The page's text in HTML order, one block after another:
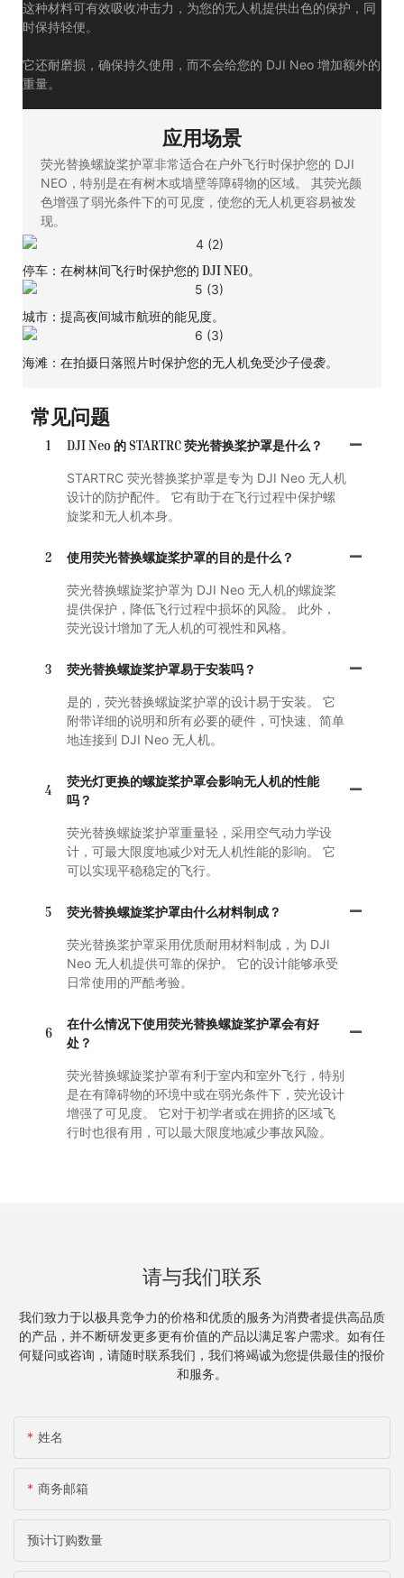
这种材料可有效吸收冲击力，为您的无人机提供出色的保护，同
时保持轻便。
它还耐磨损，确保持久使用，而不会给您的 DJI Neo 增加额外的
重量。
应用场景
荧光替换螺旋桨护罩非常适合在户外飞行时保护您的 DJI
NEO，特别是在有树木或墙壁等障碍物的区域。 其荧光颜
色增强了弱光条件下的可见度，使您的无人机更容易被发
现。
停车：在树林间飞行时保护您的 DJI NEO。
城市：提高夜间城市航班的能见度。
海滩：在拍摄日落照片时保护您的无人机免受沙子侵袭。
常见问题
1 DJI Neo 的 STARTRC 荧光替换桨护罩是什么？
STARTRC 荧光替换桨护罩是专为 DJI Neo 无人机
设计的防护配件。 它有助于在飞行过程中保护螺
旋桨和无人机本身。
2 使用荧光替换螺旋桨护罩的目的是什么？
荧光替换螺旋桨护罩为 DJI Neo 无人机的螺旋桨
提供保护，降低飞行过程中损坏的风险。 此外，
荧光设计增加了无人机的可视性和风格。
3 荧光替换螺旋桨护罩易于安装吗？
是的，荧光替换螺旋桨护罩的设计易于安装。 它
附带详细的说明和所有必要的硬件，可快速、简单
地连接到 DJI Neo 无人机。
4
荧光灯更换的螺旋桨护罩会影响无人机的性能
吗？
荧光替换螺旋桨护罩重量轻，采用空气动力学设
计，可最大限度地减少对无人机性能的影响。 它
可以实现平稳稳定的飞行。
5 荧光替换螺旋桨护罩由什么材料制成？
荧光替换桨护罩采用优质耐用材料制成，为 DJI
Neo 无人机提供可靠的保护。 它的设计能够承受
日常使用的严酷考验。
6
在什么情况下使用荧光替换螺旋桨护罩会有好
处？
荧光替换螺旋桨护罩有利于室内和室外飞行，特别
是在有障碍物的环境中或在弱光条件下，荧光设计
增强了可见度。 它对于初学者或在拥挤的区域飞
行时也很有用，可以最大限度地减少事故风险。
请与我们联系
我们致力于以极具竞争力的价格和优质的服务为消费者提供高品质
的产品，并不断研发更多更有价值的产品以满足客户需求。如有任
何疑问或咨询，请随时联系我们，我们将竭诚为您提供最佳的报价
和服务。
姓名
商务邮箱
预计订购数量